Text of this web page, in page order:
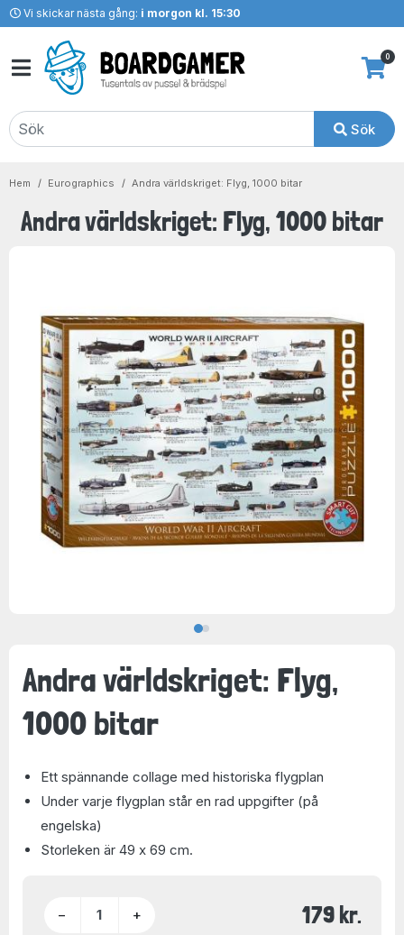
Vi skickar nästa gång: i morgon kl. 15:30
Sök
0
Hem Eurographics Andra världskriget: Flyg, 1000 bitar
Andra världskriget: Flyg, 1000 bitar
Andra världskriget: Flyg,
1000 bitar
Ett spännande collage med historiska flygplan
Under varje flygplan står en rad uppgifter (på
engelska)
Storleken är 49 x 69 cm.
− + 179 kr.